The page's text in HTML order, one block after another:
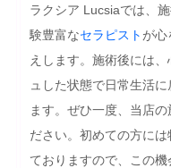
ラクシア Lucsiaでは、
験豊富なセラピスト が心
えします。施術後には
ュした状態で日常生活
ます。ぜひ一度、当店
ださい。初めての方には
ておりますので、この